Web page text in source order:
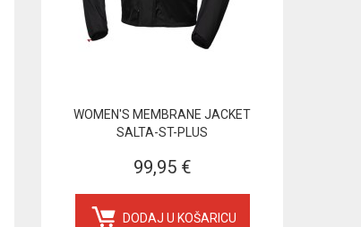
WOMEN'S MEMBRANE JACKET
SALTA-ST-PLUS
99,95 €
DODAJ U KOŠARICU